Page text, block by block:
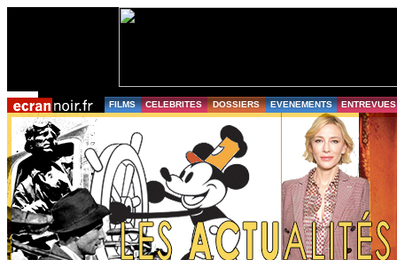
FILMS CELEBRITES DOSSIERS EVENEMENTS ENTREVUES